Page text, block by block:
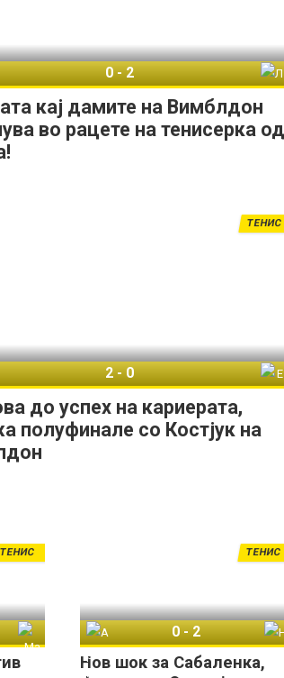
кај дамите на Вимблдон
во рацете на тенисерка од
0-2
до успех на кариерата,
полуфинале со Костјук на
ТЕНИС
2-0
ТЕНИС
Нов шок за Сабаленка,
ТЕНИС
0-2